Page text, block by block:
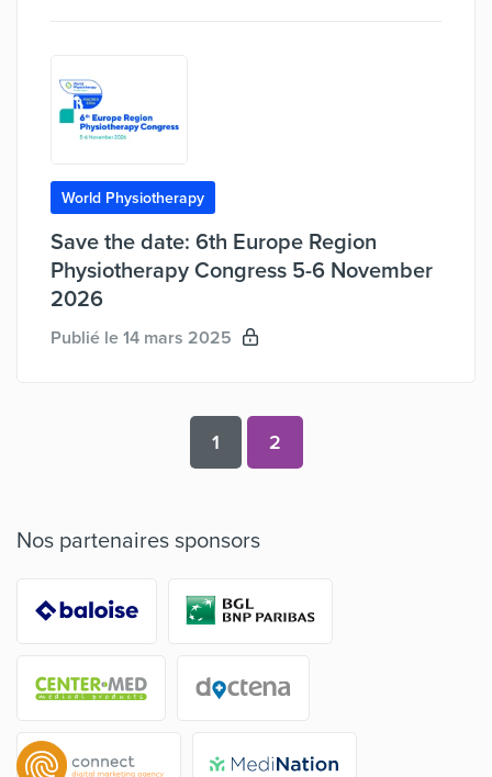
World Physiotherapy
Save the date: 6th Europe Region
Physiotherapy Congress 5-6 November
2026
Publié le 14 mars 2025
1 2
Nos partenaires sponsors